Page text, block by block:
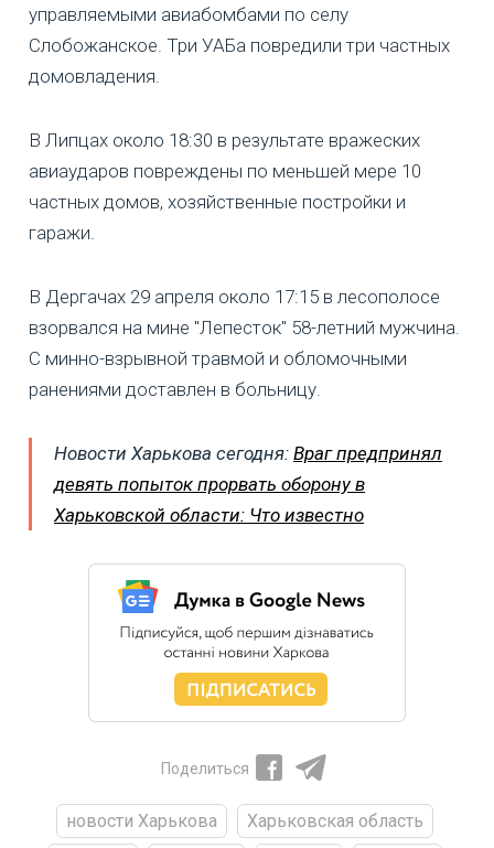
управляемыми авиабомбами по селу
Слобожанское. Три УАБа повредили три частных
домовладения.
В Липцах около 18:30 в результате вражеских
авиаударов повреждены по меньшей мере 10
частных домов, хозяйственные постройки и
гаражи.
В Дергачах 29 апреля около 17:15 в лесополосе
взорвался на мине "Лепесток" 58-летний мужчина.
С минно-взрывной травмой и обломочными
ранениями доставлен в больницу.
Новости Харькова сегодня: Враг предпринял
девять попыток прорвать оборону в
Харьковской области: Что известно
Поделиться
новости Харькова
Харьковская область